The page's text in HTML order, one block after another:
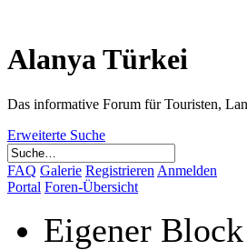
Alanya Türkei
Das informative Forum für Touristen,
Erweiterte Suche
FAQ Galerie Registrieren Anmelden
Portal Foren-Übersicht
Eigener Block